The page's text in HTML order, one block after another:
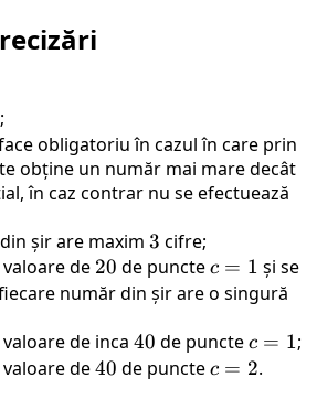
;
obligatoriu în cazul în care prin
obține un număr mai mare decât
în caz contrar nu se efectuează
șir are maxim 3
3 cifre;
de 20
20 de punctec=1
c = 1 și se
număr din șir are o singură
de inca 40
40 de punctec=1
c = 1;
de40
40 de punctec=2
c = 2.